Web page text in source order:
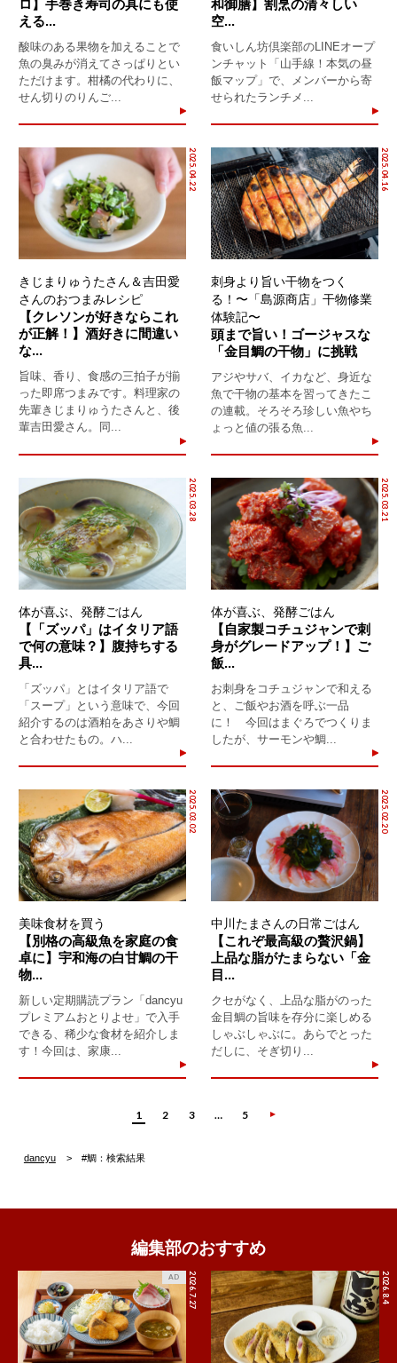
ロ】手巻き寿司の具にも使
える...
酸味のある果物を加えることで
魚の臭みが消えてさっぱりとい
ただけます。柑橘の代わりに、
せん切りのりんご...
和御膳】割烹の清々しい
空...
食いしん坊倶楽部のLINEオープ
ンチャット「山手線！本気の昼
飯マップ」で、メンバーから寄
せられたランチメ...
2025.04.22
きじまりゅうたさん＆吉田愛
さんのおつまみレシピ
【クレソンが好きならこれ
が正解！】酒好きに間違い
な...
旨味、香り、食感の三拍子が揃
った即席つまみです。料理家の
先輩きじまりゅうたさんと、後
輩吉田愛さん。同...
2025.04.16
刺身より旨い干物をつく
る！〜「島源商店」干物修業
体験記〜
頭まで旨い！ゴージャスな
「金目鯛の干物」に挑戦
アジやサバ、イカなど、身近な
魚で干物の基本を習ってきたこ
の連載。そろそろ珍しい魚やち
ょっと値の張る魚...
2025.03.28
体が喜ぶ、発酵ごはん
【「ズッパ」はイタリア語
で何の意味？】腹持ちする
具...
「ズッパ」とはイタリア語で
「スープ」という意味で、今回
紹介するのは酒粕をあさりや鯛
と合わせたもの。ハ...
2025.03.21
体が喜ぶ、発酵ごはん
【自家製コチュジャンで刺
身がグレードアップ！】ご
飯...
お刺身をコチュジャンで和える
と、ご飯やお酒を呼ぶ一品
に！ 今回はまぐろでつくりま
したが、サーモンや鯛...
2025.03.02
美味食材を買う
【別格の高級魚を家庭の食
卓に】宇和海の白甘鯛の干
物...
新しい定期購読プラン「dancyu
プレミアムおとりよせ」で入手
できる、稀少な食材を紹介しま
す！今回は、家康...
2025.02.20
中川たまさんの日常ごはん
【これぞ最高級の贅沢鍋】
上品な脂がたまらない「金
目...
クセがなく、上品な脂がのった
金目鯛の旨味を存分に楽しめる
しゃぶしゃぶに。あらでとった
だしに、そぎ切り...
1 2 3 … 5
dancyu #鯛：検索結果
編集部のおすすめ
2026.7.27
AD 2026.8.4